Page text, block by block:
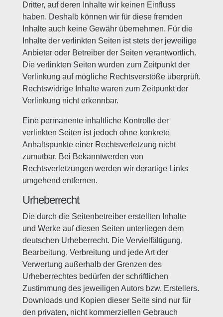
Dritter, auf deren Inhalte wir keinen Einfluss
haben. Deshalb können wir für diese fremden
Inhalte auch keine Gewähr übernehmen. Für die
Inhalte der verlinkten Seiten ist stets der jeweilige
Anbieter oder Betreiber der Seiten verantwortlich.
Die verlinkten Seiten wurden zum Zeitpunkt der
Verlinkung auf mögliche Rechtsverstöße überprüft.
Rechtswidrige Inhalte waren zum Zeitpunkt der
Verlinkung nicht erkennbar.
Eine permanente inhaltliche Kontrolle der
verlinkten Seiten ist jedoch ohne konkrete
Anhaltspunkte einer Rechtsverletzung nicht
zumutbar. Bei Bekanntwerden von
Rechtsverletzungen werden wir derartige Links
umgehend entfernen.
Urheberrecht
Die durch die Seitenbetreiber erstellten Inhalte
und Werke auf diesen Seiten unterliegen dem
deutschen Urheberrecht. Die Vervielfältigung,
Bearbeitung, Verbreitung und jede Art der
Verwertung außerhalb der Grenzen des
Urheberrechtes bedürfen der schriftlichen
Zustimmung des jeweiligen Autors bzw. Erstellers.
Downloads und Kopien dieser Seite sind nur für
den privaten, nicht kommerziellen Gebrauch